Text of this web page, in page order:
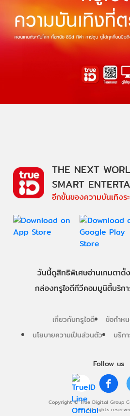
Follow us
Copyright © True Digital Group
All rights
THE NEXT
SMART
อีกขั้นของความบันเทิง
วันนี้ดูสิทธิพิเศษอ่านเกมตาตั้ง
กล่องทรูไอดีทีวีคอมมูนิตี้บริก
เกี่ยวกับทรูไอดี
ข้อกำห
นโยบายความเป็นส่วนตัว
บริก